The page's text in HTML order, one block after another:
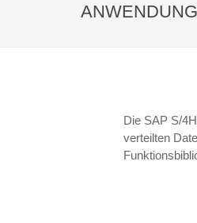
Die SAP S/
verteilten